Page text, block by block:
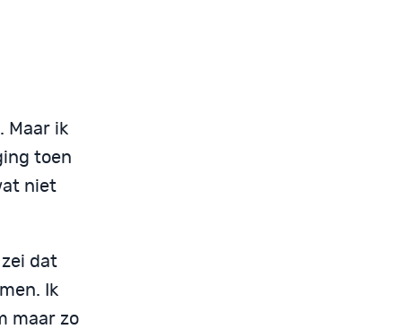
Maar ik
toen
niet
dat
Ik
maar zo